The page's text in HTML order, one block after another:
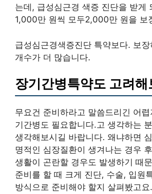
는데, 급성심근경 색증 진단을 받게
1,000만 원씩 모두2,000만 원을 보
급성심근경색증진단 특약보다. 보
개수가 더 많습니다.
장기간병특약도 고려해
무요건 준비하라고 말씀드리긴 어
기간병도 필요합니다.고 생각하는
생각해보시길 바랍니다. 왜냐하면
명적인 심장질환이 생겨나는 경우
생활이 곤란할 경우도 발생하기 때
준비를 할 때 크게 진단, 수술, 입원
방식으로 준비해야 할지 살펴봤고